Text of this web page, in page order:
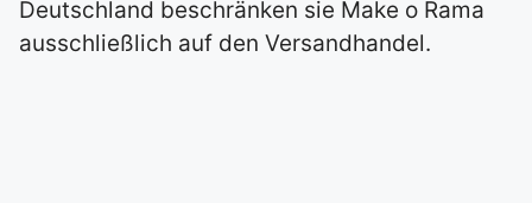
Deutschland beschränken sie Make o Rama
ausschließlich auf den Versandhandel.